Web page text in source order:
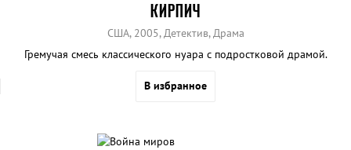
КИРПИЧ
США, 2005, Детектив, Драма
Гремучая смесь классического нуара с подростковой драмой.
В избранное